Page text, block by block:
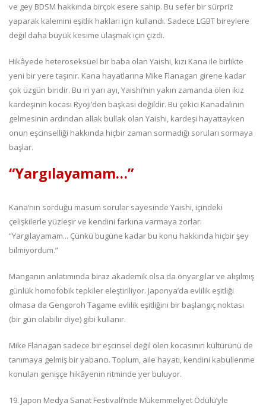
ve gey BDSM hakkında birçok esere sahip. Bu sefer bir sürpriz
yaparak kalemini eşitlik hakları için kullandı. Sadece LGBT bireylere
değil daha büyük kesime ulaşmak için çizdi.
Hikâyede heteroseksüel bir baba olan Yaishi, kızı Kana ile birlikte
yeni bir yere taşınır. Kana hayatlarına Mike Flanagan girene kadar
çok üzgün biridir. Bu iri yarı ayı, Yaishi’nin yakın zamanda ölen ikiz
kardeşinin kocası Ryoji’den başkası değildir. Bu çekici Kanadalının
gelmesinin ardından allak bullak olan Yaishi, kardeşi hayattayken
onun eşcinselliği hakkında hiçbir zaman sormadığı soruları sormaya
başlar.
“Yargılayamam…”
Kana’nın sorduğu masum sorular sayesinde Yaishi, içindeki
çelişkilerle yüzleşir ve kendini farkına varmaya zorlar:
“Yargılayamam... Çünkü bugüne kadar bu konu hakkında hiçbir şey
bilmiyordum.”
Manganın anlatımında biraz akademik olsa da önyargılar ve alışılmış
günlük homofobik tepkiler eleştiriliyor. Japonya’da evlilik eşitliği
olmasa da Gengoroh Tagame evlilik eşitliğini bir başlangıç noktası
(bir gün olabilir diye) gibi kullanır.
Mike Flanagan sadece bir eşcinsel değil ölen kocasının kültürünü de
tanımaya gelmiş bir yabancı. Toplum, aile hayatı, kendini kabullenme
konuları genişçe hikâyenin ritminde yer buluyor.
19. Japon Medya Sanat Festivali’nde Mükemmeliyet Ödülü’yle